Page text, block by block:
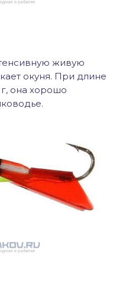
живую
окуня. При длине
она хорошо